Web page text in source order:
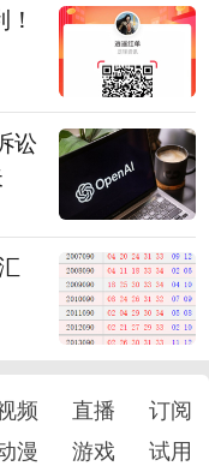
讼
频 直播
订阅
漫 游戏 试用